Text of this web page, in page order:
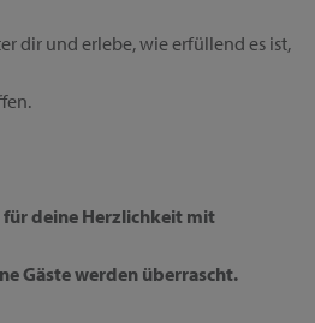
dir und erlebe, wie erfüllend es ist,
deine Herzlichkeit mit
Gäste werden überrascht.